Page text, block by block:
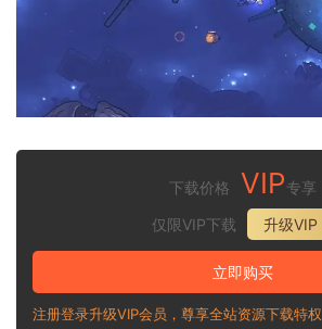
下载价格 VIP专享
仅限VIP下载
升级VIP
立即购买
注册登录升级VIP会员，尊享全站资源下载特权